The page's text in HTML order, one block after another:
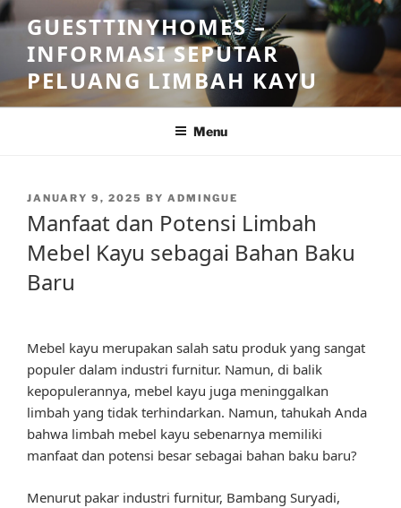
Skip
to
content
GUESTTINYHOMES –
INFORMASI SEPUTAR
PELUANG LIMBAH KAYU
Menu
POSTED
JANUARY 9, 2025 BY ADMINGUE
Manfaat dan Potensi Limbah
Mebel Kayu sebagai Bahan Baku
Baru
Mebel kayu merupakan salah satu produk yang sangat
populer dalam industri furnitur. Namun, di balik
kepopulerannya, mebel kayu juga meninggalkan
limbah yang tidak terhindarkan. Namun, tahukah Anda
bahwa limbah mebel kayu sebenarnya memiliki
manfaat dan potensi besar sebagai bahan baku baru?
Menurut pakar industri furnitur, Bambang Suryadi,